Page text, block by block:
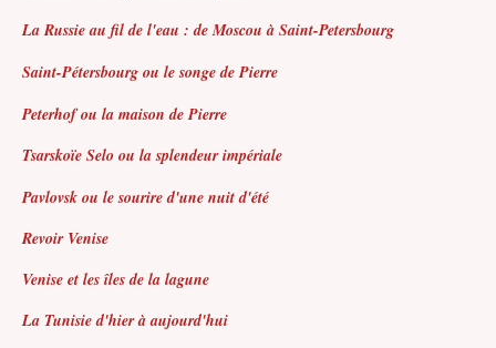
La Russie au fil de l'eau : de Moscou à Saint-Petersbourg
Saint-Pétersbourg ou le songe de Pierre
Peterhof ou la maison de Pierre
Tsarskoïe Selo ou la splendeur impériale
Pavlovsk ou le sourire d'une nuit d'été
Revoir Venise
Venise et les îles de la lagune
La Tunisie d'hier à aujourd'hui